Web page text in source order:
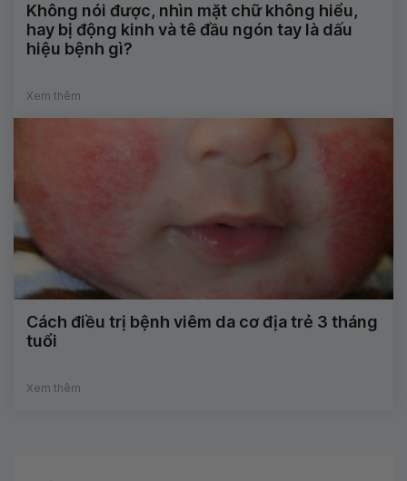
Không nói được, nhìn mặt chữ không hiểu,
hay bị động kinh và tê đầu ngón tay là dấu
hiệu bệnh gì?
Xem thêm
Cách điều trị bệnh viêm da cơ địa trẻ 3 tháng
tuổi
Xem thêm